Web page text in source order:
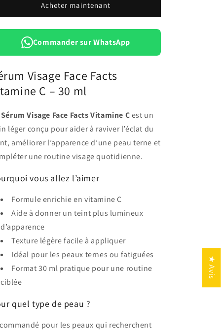
Facts
Vitamine
ml
Face
Facts
Vitamine
C
Acheter maintenant
Commander sur WhatsApp
Visage Face Facts
C – 30 ml
Sérum Visage Face Facts Vitamine Cest un
léger conçu pour aider à raviver l’éclat du
améliorer l’apparence d’une peau terne et
une routine visage quotidienne.
vous allez l’aimer
Formule enrichie en vitamine C
Aide à donner un teint plus lumineux
d’apparence
Texture légère facile à appliquer
Idéal pour les peaux ternes ou fatiguées
Format 30 ml pratique pour une routine
ciblée
quel type de peau ?
pour les peaux qui recherchent
★ Avis